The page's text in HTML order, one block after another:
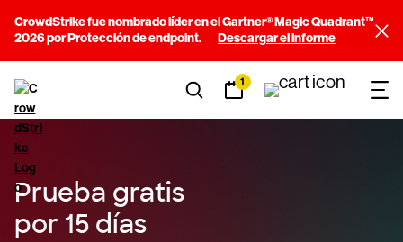
CrowdStrike fue nombrado líder en el Gartner® Magic Quadrant™
2026 por Protección de endpoint.
Descargar el informe
1
Prueba gratis
por 15 días